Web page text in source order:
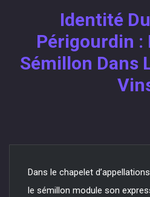
Identité
Périgourdin :
Sémillon Dans
Dans le chapelet
le sémillon module son